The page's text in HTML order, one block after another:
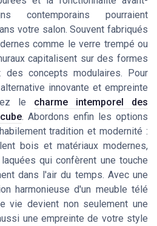
contemporains pourraient
votre salon. Souvent fabriqués
comme le verre trempé ou
capitalisent sur des formes
concepts modulaires. Pour
innovante et empreinte
le charme intemporel des
. Abordons enfin les options
tradition et modernité :
bois et matériaux modernes,
qui confèrent une touche
dans l'air du temps. Avec une
harmonieuse d'un meuble télé
vie devient non seulement une
une empreinte de votre style